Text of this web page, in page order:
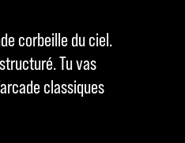
corbeille du ciel.
Tu vas
classiques